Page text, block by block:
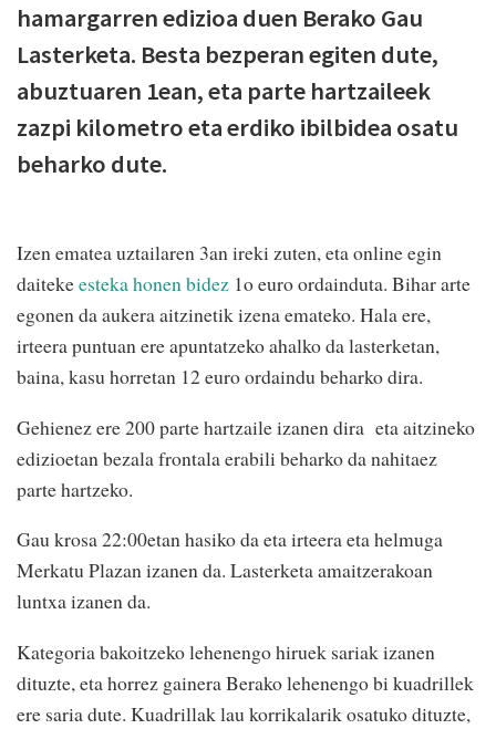
hamargarren edizioa duen Berako Gau
Lasterketa. Besta bezperan egiten dute,
abuztuaren 1ean, eta parte hartzaileek
zazpi kilometro eta erdiko ibilbidea osatu
beharko dute.
Izen ematea uztailaren 3an ireki zuten, eta online egin
daitekeesteka honen bidez 1o euro ordainduta. Bihar arte
egonen da aukera aitzinetik izena emateko. Hala ere,
irteera puntuan ere apuntatzeko ahalko da lasterketan,
baina, kasu horretan 12 euro ordaindu beharko dira.
Gehienez ere 200 parte hartzaile izanen dira eta aitzineko
edizioetan bezala frontala erabili beharko da nahitaez
parte hartzeko.
Gau krosa 22:00etan hasiko da eta irteera eta helmuga
Merkatu Plazan izanen da. Lasterketa amaitzerakoan
luntxa izanen da.
Kategoria bakoitzeko lehenengo hiruek sariak izanen
dituzte, eta horrez gainera Berako lehenengo bi kuadrillek
ere saria dute. Kuadrillak lau korrikalarik osatuko dituzte,